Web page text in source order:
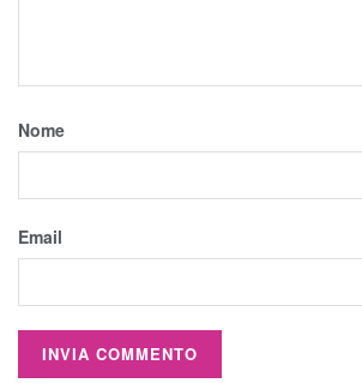
Nome
Email